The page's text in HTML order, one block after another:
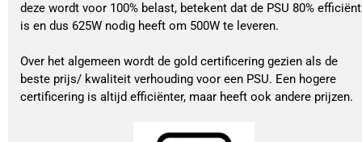
deze wordt voor 100% belast, betekent dat de PSU 80% efficiënt
is en dus 625W nodig heeft om 500W te leveren.
Over het algemeen wordt de gold certificering gezien als de
beste prijs/ kwaliteit verhouding voor een PSU. Een hogere
certificering is altijd efficiënter, maar heeft ook andere prijzen.